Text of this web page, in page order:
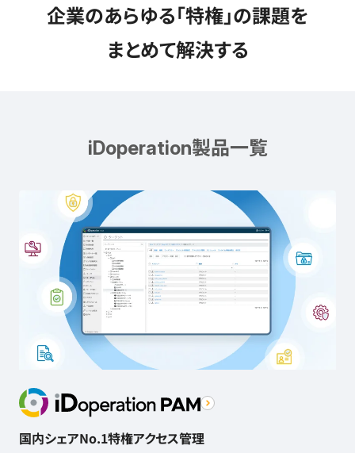
企業のあらゆる「特権」の課題を
まとめて解決する
iDoperation製品一覧
国内シェアNo.1特権アクセス管理